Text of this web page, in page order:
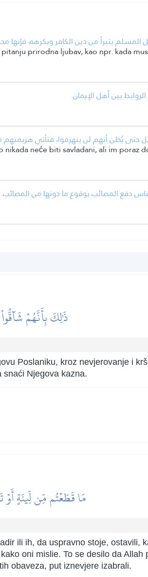
المسلم يتبرأ من دين الكافر ويكرهه، فإنها
prirodna ljubav, kao npr. kada
بين أهل الإيمان.
حتى يُظن أنهم لن ينهزموا، فتأتي
neće biti savladani, ali im poraz
دفع المصائب بوقوع ما دونها من المصائب.
ذَٰلِكَ بِأَنَّهُمۡ
Poslaniku, kroz nevjerovanje i
snaći Njegova kazna.
مَا قَطَعۡتُم مِّن لِّينَةٍ أَوۡ
ili ih, da uspravno stoje, ostavili,
oni mislie. To se desilo da Allah
obaveza, put iznevjere izabrali.